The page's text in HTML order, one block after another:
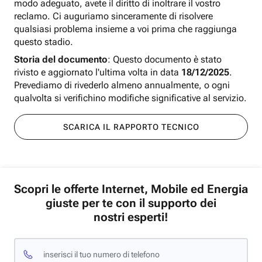
modo adeguato, avete il diritto di inoltrare il vostro
reclamo. Ci auguriamo sinceramente di risolvere
qualsiasi problema insieme a voi prima che raggiunga
questo stadio.
Storia del documento: Questo documento è stato
rivisto e aggiornato l'ultima volta in data 18/12/2025.
Prevediamo di rivederlo almeno annualmente, o ogni
qualvolta si verifichino modifiche significative al servizio.
SCARICA IL RAPPORTO TECNICO
Scopri le offerte Internet, Mobile ed Energia
giuste per te con il supporto dei
nostri esperti!
inserisci il tuo numero di telefono